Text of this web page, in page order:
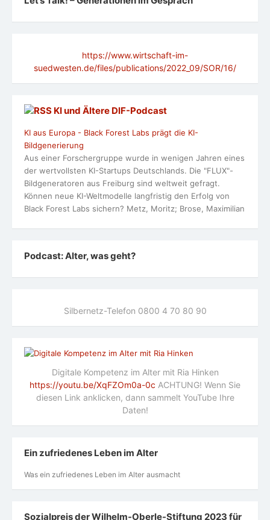
https://www.wirtschaft-im-
suedwesten.de/files/publications/2022_09/SOR/16/
KI und Ältere DlF-Podcast
KI aus Europa - Black Forest Labs prägt die KI-
Bildgenerierung
Aus einer Forschergruppe wurde in wenigen Jahren eines
der wertvollsten KI-Startups Deutschlands. Die "FLUX"-
Bildgeneratoren aus Freiburg sind weltweit gefragt.
Können neue KI-Weltmodelle langfristig den Erfolg von
Black Forest Labs sichern? Metz, Moritz; Brose, Maximilian
Podcast: Alter, was geht?
Silbernetz-Telefon 0800 4 70 80 90
Digitale Kompetenz im Alter mit Ria Hinken
https://youtu.be/XqFZOm0a-0c ACHTUNG! Wenn Sie
diesen Link anklicken, dann sammelt YouTube Ihre
Daten!
Ein zufriedenes Leben im Alter
Was ein zufriedenes Leben im Alter ausmacht
Sozialpreis der Wilhelm-Oberle-Stiftung 2023 für